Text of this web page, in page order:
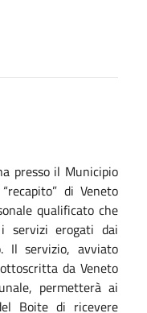
presso il Municipio
di Veneto
qualificato che
servizi erogati dai
Il servizio, avviato
da Veneto
permetterà ai
Boite di ricevere